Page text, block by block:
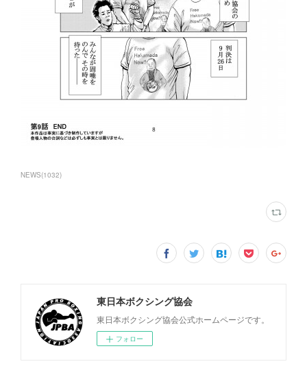
NEWS(1032)
東日本ボクシング協会
東日本ボクシング協会公式ホームページです。
フォロー